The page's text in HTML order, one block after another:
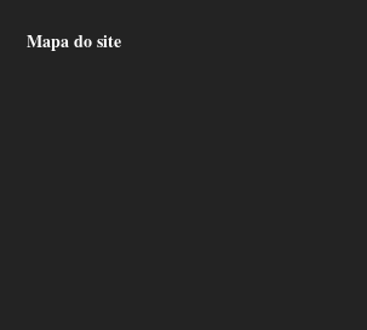
Mapa do site